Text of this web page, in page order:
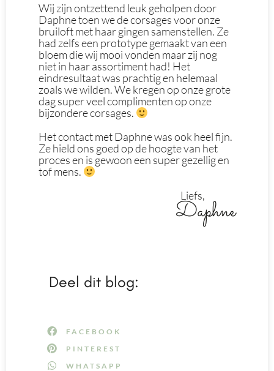
Wij zijn ontzettend leuk geholpen door
Daphne toen we de corsages voor onze
bruiloft met haar gingen samenstellen. Ze
had zelfs een prototype gemaakt van een
bloem die wij mooi vonden maar zij nog
niet in haar assortiment had! Het
eindresultaat was prachtig en helemaal
zoals we wilden. We kregen op onze grote
dag super veel complimenten op onze
bijzondere corsages.
Het contact met Daphne was ook heel fijn.
Ze hield ons goed op de hoogte van het
proces en is gewoon een super gezellig en
tof mens.
Liefs,
Daphne
Deel dit blog:
FACEBOOK
PINTEREST
WHATSAPP